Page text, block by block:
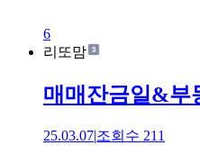
6
리또맘
매매잔금일&부
25.03.07|조회수 211